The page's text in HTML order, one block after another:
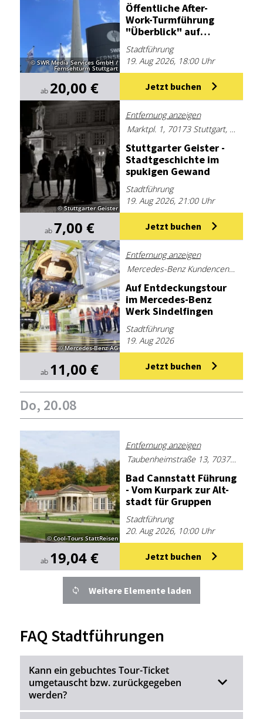
© SWR Media Services GmbH /
Fernsehturm Stuttgart
Öf­fent­li­che Af­ter-
Work-Turm­füh­rung
"Über­blick" auf
Deutsch am Mitt­woch
Stadtführung
19. Aug 2026, 18:00 Uhr
ab 20,00 € Jetzt buchen
© Stuttgarter Geister
Entfernung anzeigen
Stutt­gar­ter Geis­ter -
Stadt­ge­schich­te im
spu­ki­gen Ge­wand
Stadtführung
19. Aug 2026, 21:00 Uhr
ab7,00 € Jetzt buchen
© Mercedes-Benz AG
Entfernung anzeigen
Mercedes-Benz Kundencenter Sindelfingen
Auf Ent­de­ckungs­tour
im Mer­ce­des-Benz
Werk Sin­del­fin­gen
Stadtführung
19. Aug 2026
ab 11,00 € Jetzt buchen
Do, 20.08
© Cool-Tours StattReisen
Entfernung anzeigen
Taubenheimstraße 13, 70372 Stuttgart, Deutschland
Bad Cann­statt Füh­rung
- Vom Kur­park zur Alt­
stadt für Grup­pen
Stadtführung
20. Aug 2026, 10:00 Uhr
ab 19,04 € Jetzt buchen
Weitere Elemente laden
FAQ Stadtführungen
Kann ein gebuchtes Tour-Ticket
umgetauscht bzw. zurückgegeben
werden?